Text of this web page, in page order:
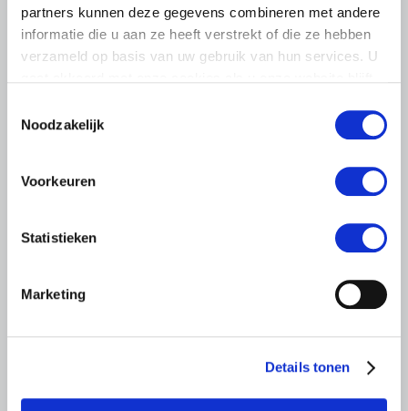
partners kunnen deze gegevens combineren met andere
informatie die u aan ze heeft verstrekt of die ze hebben
verzameld op basis van uw gebruik van hun services. U
Noodzakelijk
Voorkeuren
Statistieken
Marketing
Details tonen
Abonneren via e-mail
Abonneren via RSS